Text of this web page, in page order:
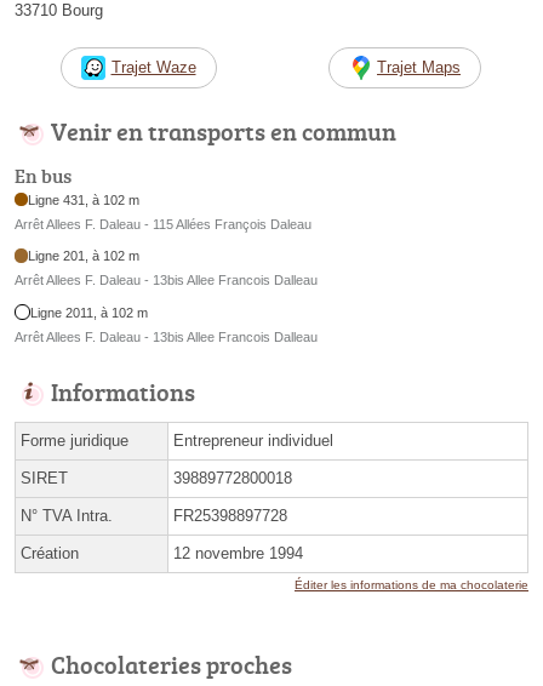
33710 Bourg
Trajet Waze Trajet Maps
Venir en transports en commun
En bus
Ligne 431, à 102 m
Arrêt Allees F. Daleau - 115 Allées François Daleau
Ligne 201, à 102 m
Arrêt Allees F. Daleau - 13bis Allee Francois Dalleau
Ligne 2011, à 102 m
Arrêt Allees F. Daleau - 13bis Allee Francois Dalleau
Informations
Forme juridique Entrepreneur individuel
SIRET 39889772800018
N° TVA Intra. FR25398897728
Création 12 novembre 1994
Éditer les informations de ma chocolaterie
Chocolateries proches